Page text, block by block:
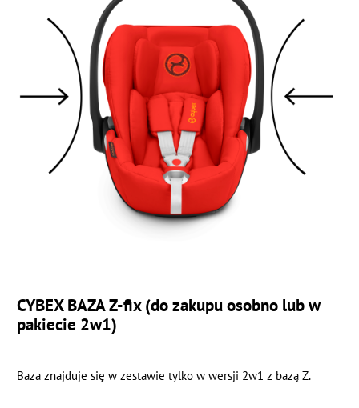
CYBEX BAZA Z-fix (do zakupu osobno lub w
pakiecie 2w1)
Baza znajduje się w zestawie tylko w wersji 2w1 z bazą Z.